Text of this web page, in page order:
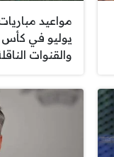
والقنوات